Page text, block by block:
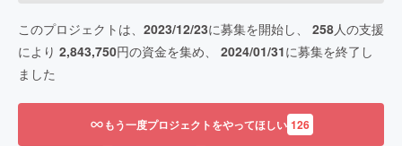
このプロジェクトは、 2023/12/23に募集を開始し、 258人の支援
により 2,843,750円の資金を集め、 2024/01/31に募集を終了し
ました
もう一度プロジェクトをやってほしい 126